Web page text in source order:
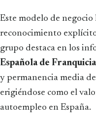
Este modelo de
reconocimiento
grupo destaca en los
Española de
y permanencia media
erigiéndose como el
autoempleo en España.